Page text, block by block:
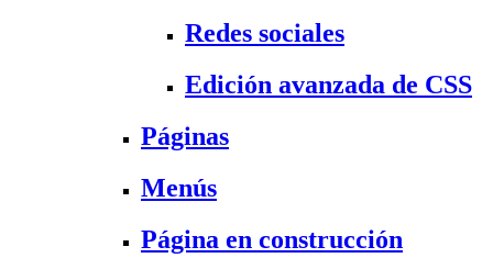
Redes sociales
Edición avanzada de CSS
Páginas
Menús
Página en construcción